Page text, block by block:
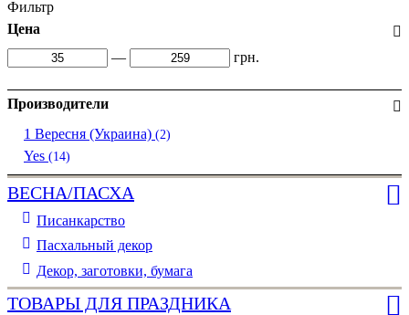
Фильтр
Цена
—
грн.
Производители
1 Вересня (Украина) (2)
Yes (14)
ВЕСНА/ПАСХА
Писанкарство
Пасхальный декор
Декор, заготовки, бумага
ТОВАРЫ ДЛЯ ПРАЗДНИКА